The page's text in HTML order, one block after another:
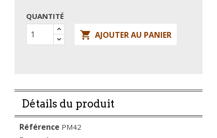
QUANTITÉ
 AJOUTER AU PANIER
Détails du produit
Référence PM42